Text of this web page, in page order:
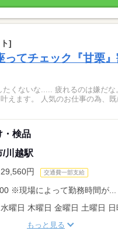
]
てチェック『甘栗』
の為、既に登録してい
・検品
/川越駅
円 交通費一部支給
※現場によって勤務時間が...
曜日 木曜日 金曜日 土曜日 日
もっと見る